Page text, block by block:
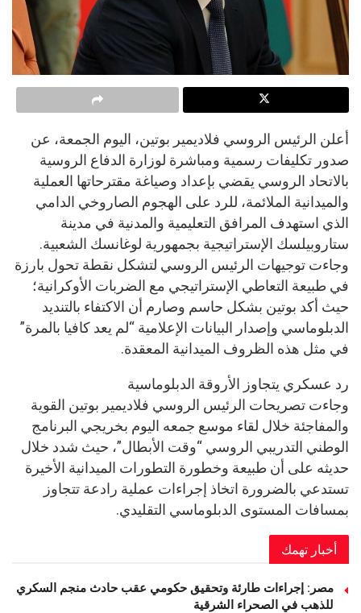
أعلن الرئيس الروسي فلاديمير بوتين، اليوم الجمعة، عن
صدور تكليفات رسمية ومباشرة لوزارة الدفاع الروسية
بالاتحاد الروسي يقضي بإعداد وصياغة مقترحاتها العملية
والميدانية الملائمة، للرد على الهجوم الصاروخي الدامي
الذي استهدف المرافق التعليمية والمدنية في مدينة
ستاروبيلسك الإستراتيجية بجمهورية لوغانسك الشعبية.
وجاءت توجيهات الرئيس الروسي لتشكل نقطة تحول بارزة
في طبيعة التعاطي الإستراتيجي مع الضربات الأوكرانية؛
حيث أكد بوتين بشكل حاسم وصارم أن الاكتفاء بالتنديد
الدبلوماسي وإصدار البيانات الإعلامية “لم يعد كافيا بالمرة”
في مثل هذه الظروف الميدانية المعقدة.
رد عسكري يتجاوز الأروقة الدبلوماسية
وجاءت تصريحات الرئيس الروسي فلاديمير بوتين القوية
والمفاجئة خلال لقاء موسع جمعه اليوم بخريجي البرنامج
الوطني التدريبي الروسي “وقت الأبطال”، حيث شدد خلال
حديثه على أن طبيعة وخطورة التطورات الميدانية الأخيرة
تستدعي بالضرورة اتخاذ إجراءات عملية رادعة تتجاوز
بمسافات المستوى الدبلوماسي التقليدي.
أخبار تهمك
مصر: إجراءات طارئة وتحقيق حكومي عقب حادث منجم السكري
للذهب في الصحراء الشرقية